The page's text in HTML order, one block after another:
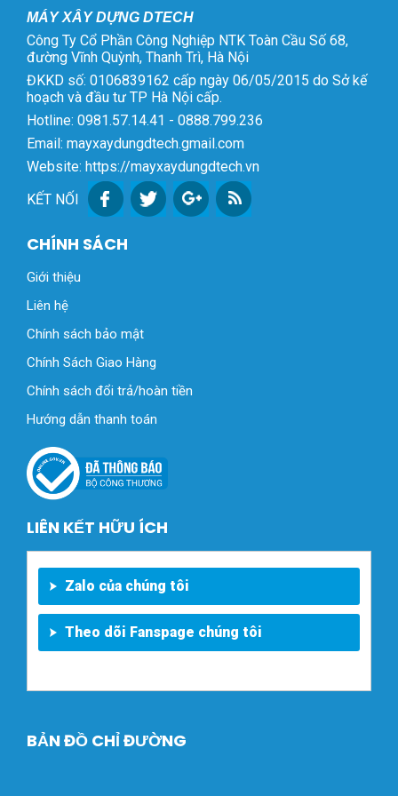
MÁY XÂY DỰNG DTECH
Công Ty Cổ Phần Công Nghiệp NTK Toàn Cầu Số 68,
đường Vĩnh Quỳnh, Thanh Trì, Hà Nội
ĐKKD số: 0106839162 cấp ngày 06/05/2015 do Sở kế
hoạch và đầu tư TP Hà Nội cấp.
Hotline: 0981.57.14.41 - 0888.799.236
Email: mayxaydungdtech.gmail.com
Website: https://mayxaydungdtech.vn
KẾT NỐI
CHÍNH SÁCH
Giới thiệu
Liên hệ
Chính sách bảo mật
Chính Sách Giao Hàng
Chính sách đổi trả/hoàn tiền
Hướng dẫn thanh toán
LIÊN KẾT HỮU ÍCH
Zalo của chúng tôi
Theo dõi Fanspage chúng tôi
BẢN ĐỒ CHỈ ĐƯỜNG